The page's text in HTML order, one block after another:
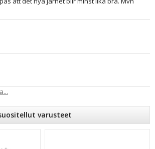
varusteet